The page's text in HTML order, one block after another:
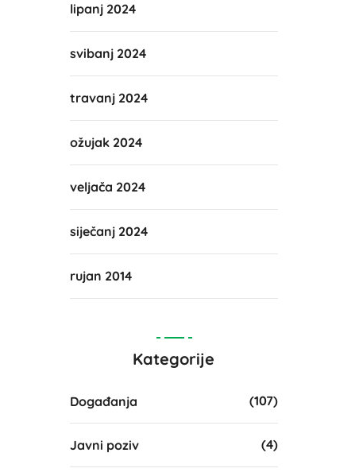
lipanj 2024
svibanj 2024
travanj 2024
ožujak 2024
veljača 2024
siječanj 2024
rujan 2014
Kategorije
Događanja (107)
Javni poziv (4)